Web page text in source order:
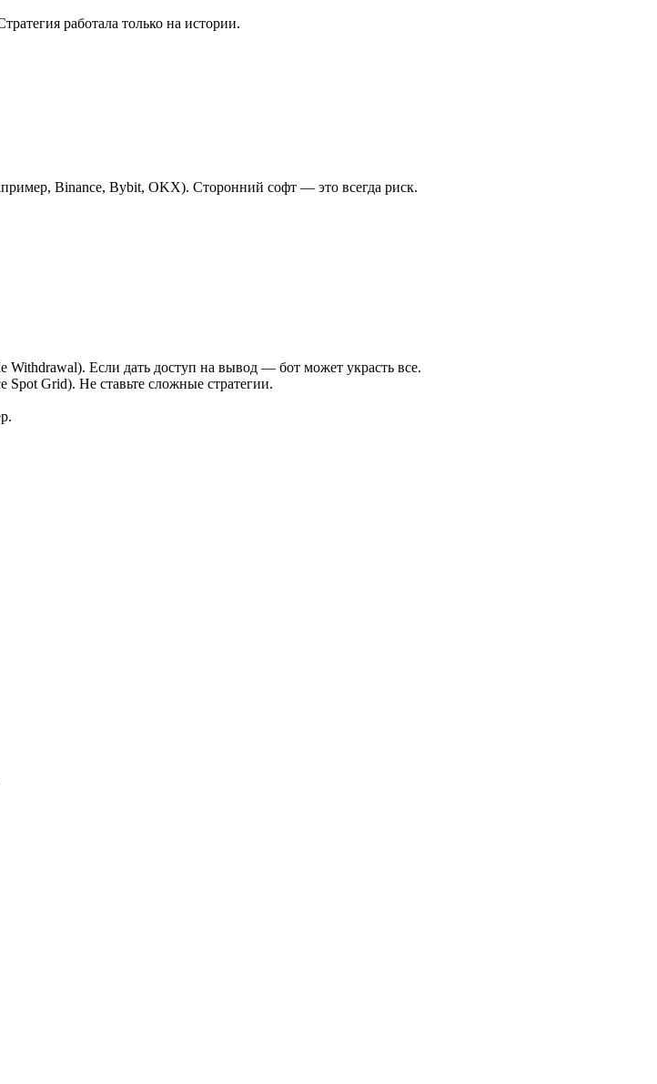
работала только на истории.
Binance, Bybit, OKX). Сторонний софт — это всегда риск.
Если дать доступ на вывод — бот может украсть все.
Grid). Не ставьте сложные стратегии.